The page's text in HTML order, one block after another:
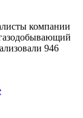
компании
946